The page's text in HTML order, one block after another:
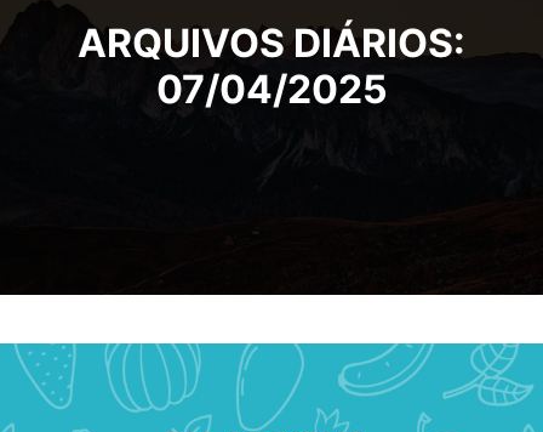
ARQUIVOS DIÁRIOS:
07/04/2025